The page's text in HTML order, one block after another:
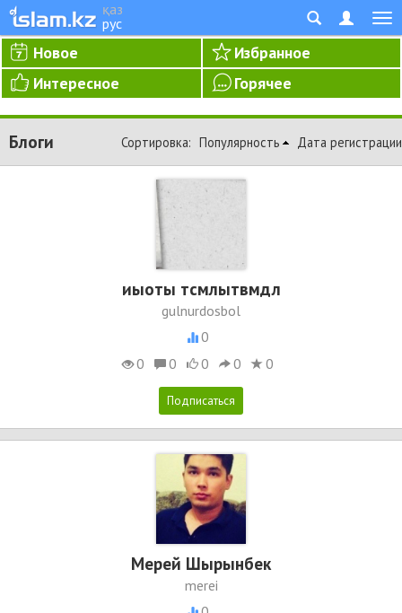
қаз
рус
Новое
Избранное
Интересное
Горячее
Блоги Сортировка: Популярность Дата регистрации
иыоты тсмлытвмдл
gulnurdosbol
0
0
0 0 0 0
Мерей Шырынбек
merei